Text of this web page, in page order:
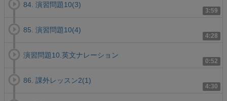
3:59
84. 演習問題10(3)
4:28
85. 演習問題10(4)
0:52
演習問題10.英文ナレーション
4:30
86. 課外レッスン2(1)